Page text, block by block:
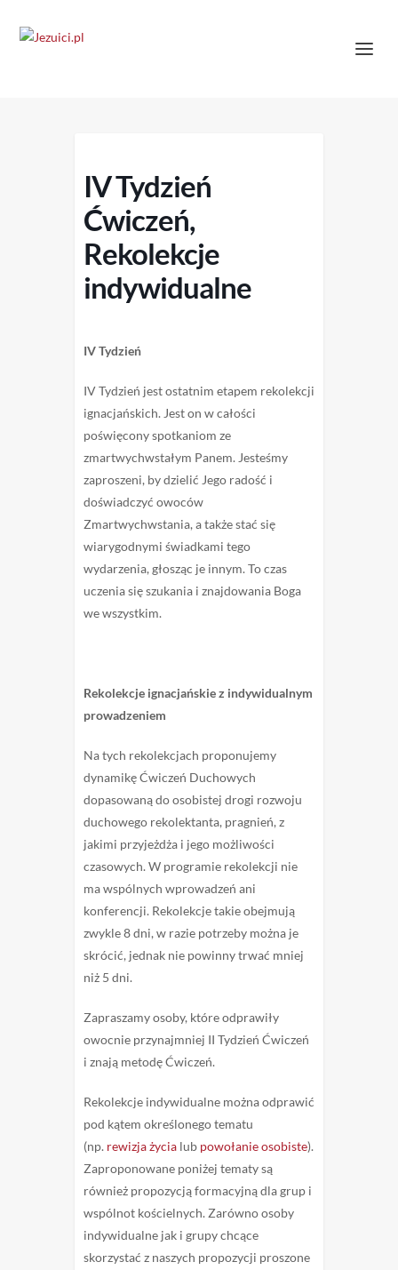
IV Tydzień
Ćwiczeń,
Rekolekcje
indywidualne
IV Tydzień
IV Tydzień jest ostatnim etapem rekolekcji
ignacjańskich. Jest on w całości
poświęcony spotkaniom ze
zmartwychwstałym Panem. Jesteśmy
zaproszeni, by dzielić Jego radość i
doświadczyć owoców
Zmartwychwstania, a także stać się
wiarygodnymi świadkami tego
wydarzenia, głosząc je innym. To czas
uczenia się szukania i znajdowania Boga
we wszystkim.
Rekolekcje ignacjańskie z indywidualnym
prowadzeniem
Na tych rekolekcjach proponujemy
dynamikę Ćwiczeń Duchowych
dopasowaną do osobistej drogi rozwoju
duchowego rekolektanta, pragnień, z
jakimi przyjeżdża i jego możliwości
czasowych. W programie rekolekcji nie
ma wspólnych wprowadzeń ani
konferencji. Rekolekcje takie obejmują
zwykle 8 dni, w razie potrzeby można je
skrócić, jednak nie powinny trwać mniej
niż 5 dni.
Zapraszamy osoby, które odprawiły
owocnie przynajmniej II Tydzień Ćwiczeń
i znają metodę Ćwiczeń.
Rekolekcje indywidualne można odprawić
pod kątem określonego tematu
(np. rewizja życia lub powołanie osobiste).
Zaproponowane poniżej tematy są
również propozycją formacyjną dla grup i
wspólnot kościelnych. Zarówno osoby
indywidualne jak i grupy chcące
skorzystać z naszych propozycji proszone